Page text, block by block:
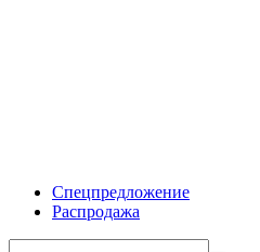
Спецпредложение
Распродажа